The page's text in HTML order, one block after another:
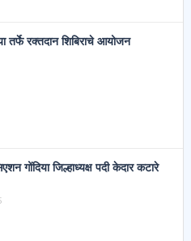
रक्तदान शिबिराचे आयोजन
गोंदिया जिल्हाध्यक्ष पदी केदार कटारे